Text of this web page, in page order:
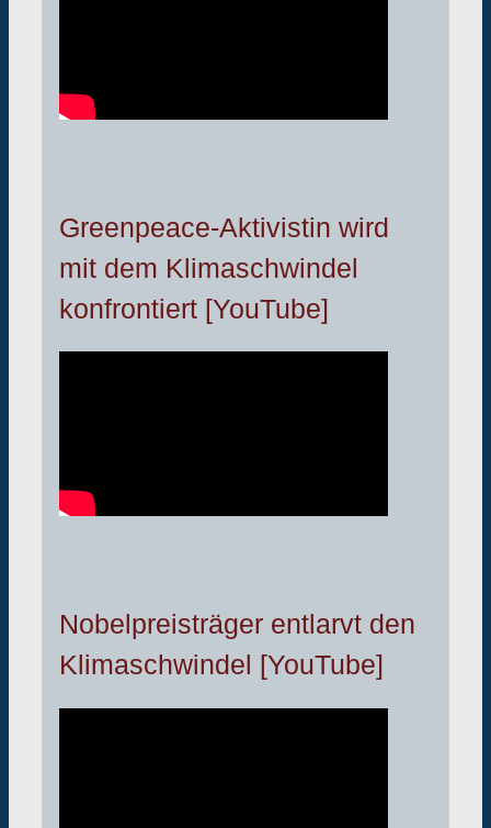
Greenpeace-Aktivistin wird
mit dem Klimaschwindel
konfrontiert [YouTube]
Nobelpreisträger entlarvt den
Klimaschwindel [YouTube]